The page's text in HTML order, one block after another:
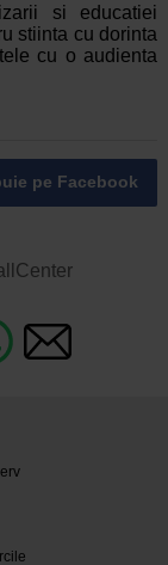
si educatiei
stiinta cu dorinta
cu o audienta
pe Facebook